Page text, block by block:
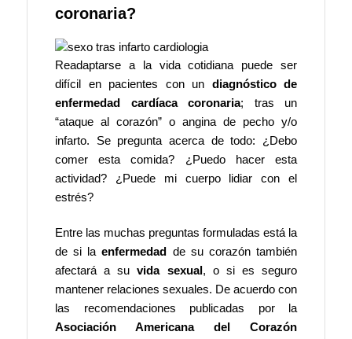
coronaria?
Readaptarse a la vida cotidiana puede ser
difícil en pacientes con un diagnóstico de
enfermedad cardíaca coronaria; tras un
“ataque al corazón” o angina de pecho y/o
infarto. Se pregunta acerca de todo: ¿Debo
comer esta comida? ¿Puedo hacer esta
actividad? ¿Puede mi cuerpo lidiar con el
estrés?
Entre las muchas preguntas formuladas está la
de si laenfermedad
de su corazón también
afectará a suvida sexual , o si es seguro
mantener relaciones sexuales. De acuerdo con
las recomendaciones publicadas por la
Asociación Americana del Corazón